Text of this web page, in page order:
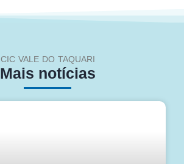
CIC VALE DO TAQUARI
Mais notícias